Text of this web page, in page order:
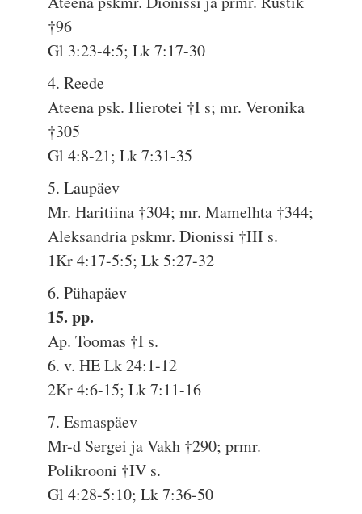
†96
Gl 3:23-4:5; Lk 7:17-30
4. Reede
Ateena psk. Hierotei †I s; mr. Veronika
†305
Gl 4:8-21; Lk 7:31-35
5. Laupäev
Mr. Haritiina †304; mr. Mamelhta †344;
Aleksandria pskmr. Dionissi †III s.
1Kr 4:17-5:5; Lk 5:27-32
6. Pühapäev
15. pp.
Ap. Toomas †I s.
6. v. HE Lk 24:1-12
2Kr 4:6-15; Lk 7:11-16
7. Esmaspäev
Mr-d Sergei ja Vakh †290; prmr.
Polikrooni †IV s.
Gl 4:28-5:10; Lk 7:36-50